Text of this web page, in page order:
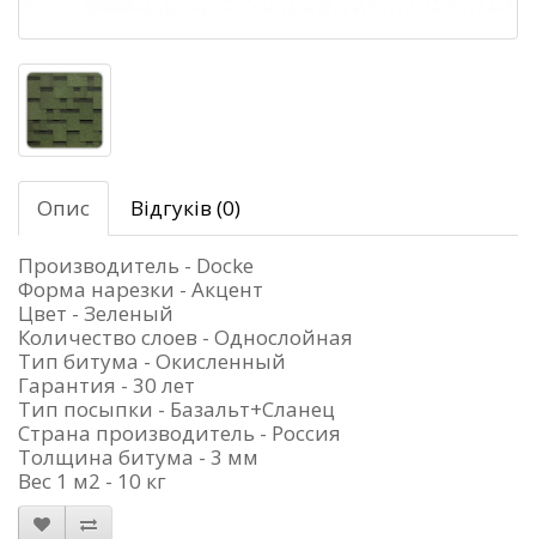
Опис Відгуків (0)
Производитель - Docke
Форма нарезки - Акцент
Цвет - Зеленый
Количество слоев - Однослойная
Тип битума - Окисленный
Гарантия - 30 лет
Тип посыпки - Базальт+Сланец
Страна производитель - Россия
Толщина битума - 3 мм
Вес 1 м2 - 10 кг